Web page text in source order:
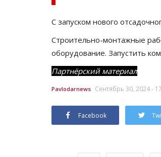
С запуском нового
Строительно-монтажные
оборудование. Запустить
Партнёрский материал
Pavlodarnews Сентябрь 30, 2024 -
Facebook